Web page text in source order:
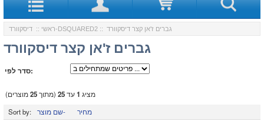
ראשי :: דיסקוורד-DSQUARED2 :: גברים ז'אן קצר דיסקוורד
גברים ז'אן קצר דיסקוורד
סדר לפי:
מציג 1עד25 (מתוך25מוצרים)
Sort by:
שם מוצר- מחיר